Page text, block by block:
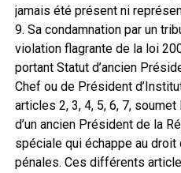
jamais été présent ni
9. Sa condamnation par un
violation flagrante de la loi
portant Statut d’ancien
Chef ou de Président
articles 2, 3, 4, 5, 6, 7,
d’un ancien Président de la
spéciale qui échappe au
pénales. Ces différents